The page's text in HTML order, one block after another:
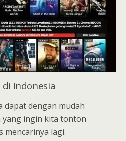
Indonesia
dengan mudah
yang ingin kita tonton
mencarinya lagi.